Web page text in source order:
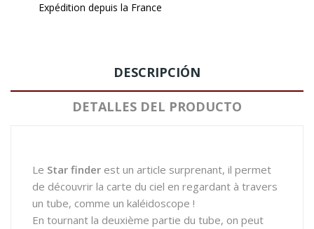
Expédition depuis la France
DESCRIPCIÓN
DETALLES DEL PRODUCTO
Le Star finder est un article surprenant, il permet
de découvrir la carte du ciel en regardant à travers
un tube, comme un kaléidoscope !
En tournant la deuxième partie du tube, on peut